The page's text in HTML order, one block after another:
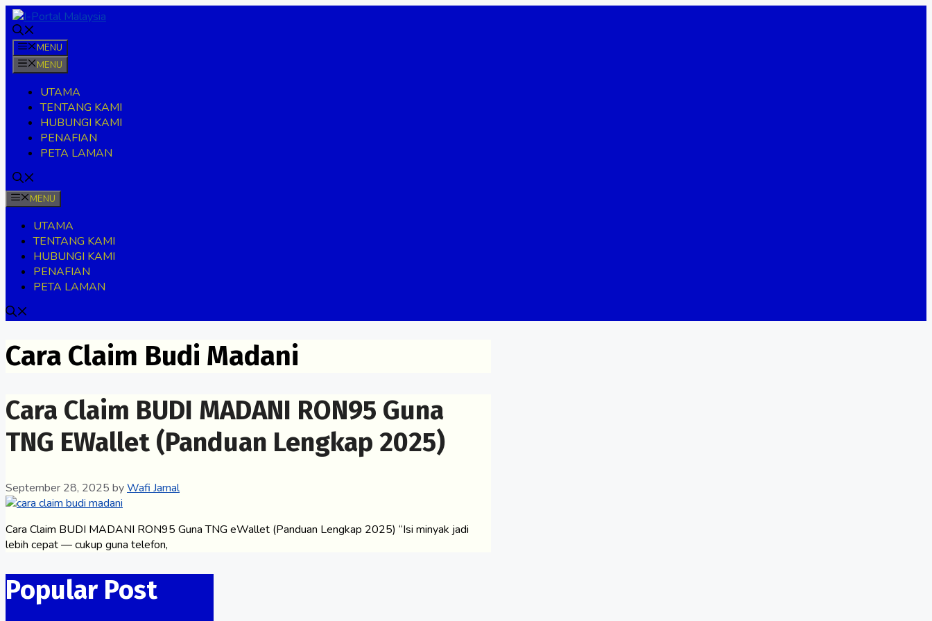
Skip
to
contentMENU
MENU
UTAMA
TENTANG KAMI
HUBUNGI KAMI
PENAFIAN
PETA LAMAN
MENU
UTAMA
TENTANG KAMI
HUBUNGI KAMI
PENAFIAN
PETA LAMAN
Cara Claim Budi Madani
Cara Claim BUDI MADANI RON95 Guna
TNG EWallet (Panduan Lengkap 2025)
September 28, 2025 byWafi Jamal
Cara Claim BUDI MADANI RON95 Guna TNG eWallet (Panduan Lengkap 2025) “Isi minyak jadi
lebih cepat — cukup guna telefon,
Popular Post